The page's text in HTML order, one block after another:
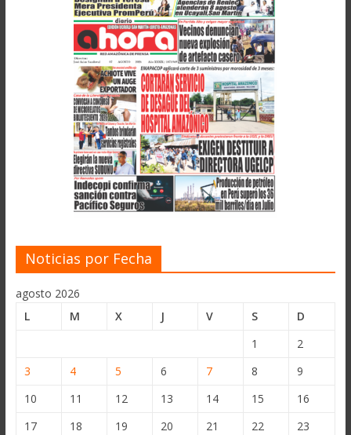
Noticias por Fecha
agosto 2026
L
M X J V S
D
1
2
3
4 5 6 7 8
9
10
11 12 13 14 15
16
17
18 19 20 21 22
23